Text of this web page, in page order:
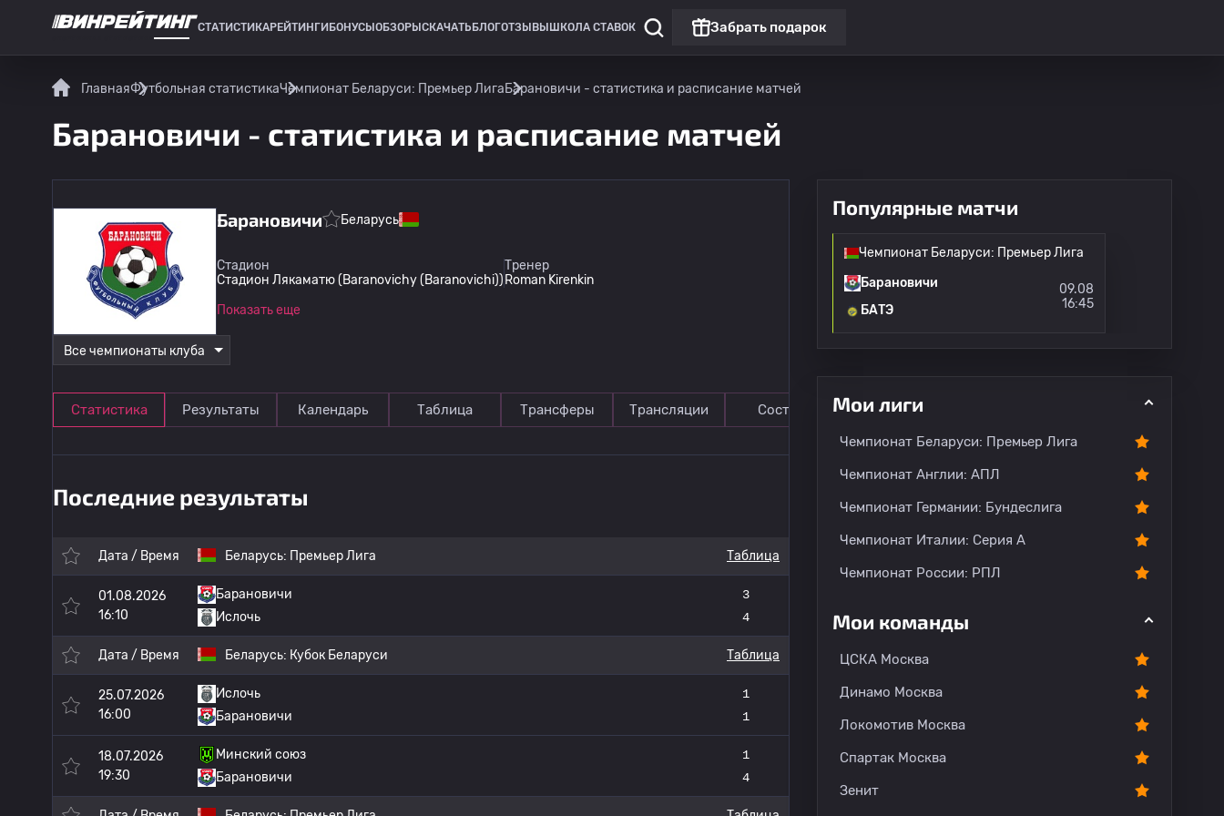
СТАТИСТИКАРЕЙТИНГИ БОНУСЫ ОБЗОРЫ СКАЧАТЬ БЛОГОТЗЫВЫ ШКОЛА СТАВОК Забрать подарок
ГлавнаяФутбольная статистикаЧемпионат Беларуси: Премьер ЛигаБарановичи - статистика и расписание матчей
Барановичи - статистика и расписание матчей
Барановичи Беларусь
Стадион
Стадион Лякаматю (Baranovichy (Baranovichi))
Тренер
Roman Kirenkin
Показать еще
Все чемпионаты клуба
Статистика Результаты Календарь Таблица Трансферы Трансляции Состав О команде
Последние результаты
Дата / Время Беларусь: Премьер Лига Таблица
01.08.2026
16:10
Барановичи
Ислочь
3
4
Дата / Время Беларусь: Кубок Беларуси Таблица
25.07.2026
16:00
Ислочь
Барановичи
1
1
18.07.2026
19:30
Минский союз
Барановичи
1
4
Популярные матчи
Чемпионат Беларуси: Премьер Лига
Барановичи
БАТЭ
09.08
16:45
Мои лиги
Чемпионат Беларуси: Премьер Лига
Чемпионат Англии: АПЛ
Чемпионат Германии: Бундеслига
Чемпионат Италии: Серия А
Чемпионат России: РПЛ
Мои команды
ЦСКА Москва
Динамо Москва
Локомотив Москва
Спартак Москва
Зенит